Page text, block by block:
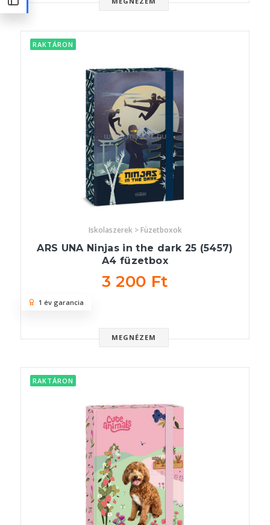
RAKTÁRON
Iskolaszerek > Füzetboxok
ARS UNA Ninjas in the dark 25 (5457)
A4 füzetbox
3 200 Ft
MEGNÉZEM
1 év garancia
RAKTÁRON